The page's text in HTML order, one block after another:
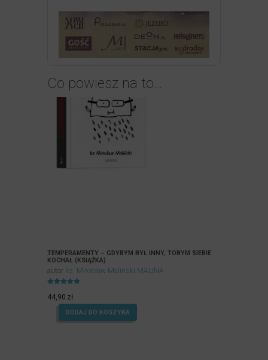
Co powiesz na to…
TEMPERAMENTY – GDYBYM BYŁ INNY, TOBYM SIEBIE
KOCHAŁ (KSIĄŻKA)
autor ks. Mirosław Maliński MALINA
4.96
na 5.
44,90 zł
DODAJ DO KOSZYKA